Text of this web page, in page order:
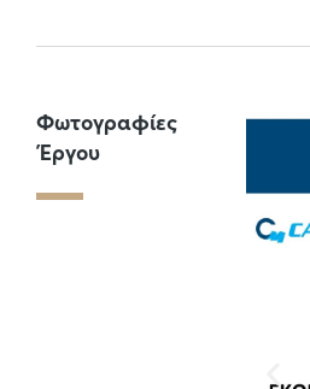
Φωτογραφίες
Έργου